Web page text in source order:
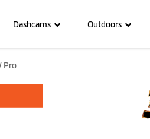
Dashcams Outdoors
Pro